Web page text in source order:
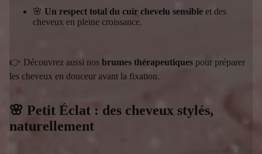
🌸 Un respect total du cuir chevelu sensible et des
cheveux en pleine croissance.
👉 Découvrez aussi nos brumes thérapeutiques pour préparer
les cheveux en douceur avant la fixation.
🌸 Petit Éclat : des cheveux stylés,
naturellement